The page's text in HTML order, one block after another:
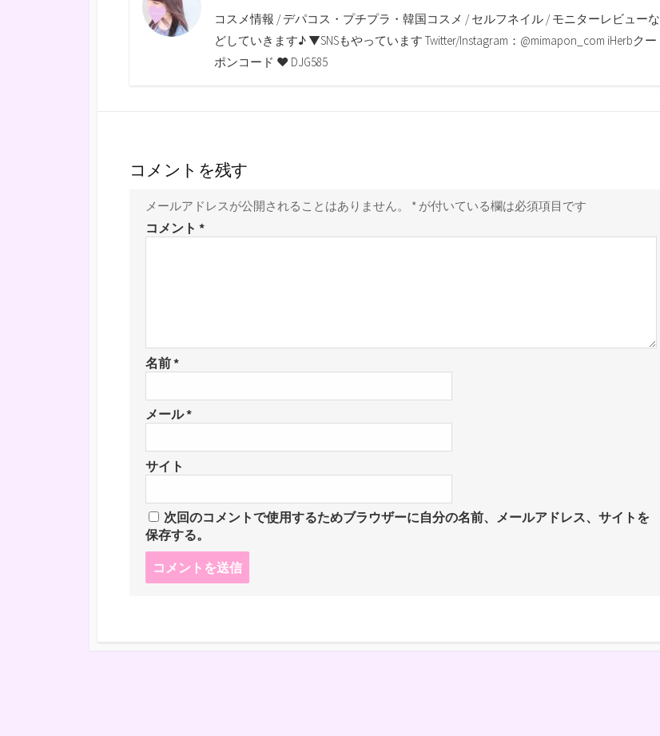
o
e
n
a
コスメ情報 / デパコス・プチプラ・韓国コスメ / セルフネイル / モニターレビューな
どしていきます♪ ▼SNSもやっています Twitter/Instagram：@mimapon_com iHerbクー
ポンコード ♥ DJG585
コメントを残す
メールアドレスが公開されることはありません。 * が付いている欄は必須項目です
コメント *
名前*
メール*
サイト
次回のコメントで使用するためブラウザーに自分の名前、メールアドレス、サイトを
保存する。
る